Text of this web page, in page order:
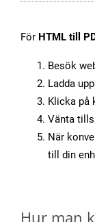
För HTML till
Besök
Ladda
Klicka på
Vänta
När
till din
Hur man